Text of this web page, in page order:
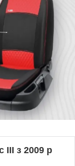
III з 2009 р